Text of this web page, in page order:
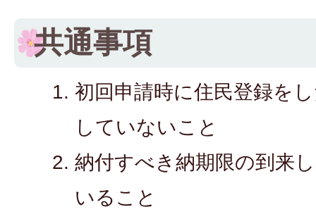
共通事項
初回申請時に住民登録を
していないこと
納付すべき納期限の到来
いること